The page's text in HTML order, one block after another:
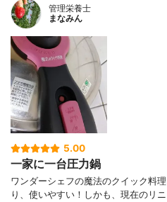
管理栄養士
まなみん
5.00
一家に一台圧力鍋
ワンダーシェフの魔法のクイック料
り、使いやすい！しかも、現在のリ